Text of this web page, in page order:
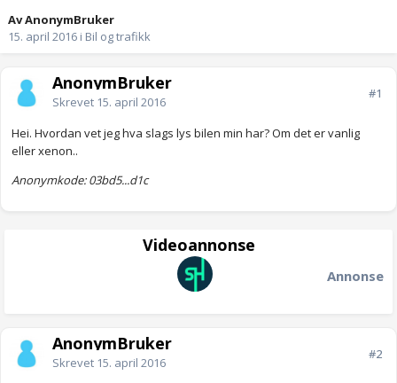
Av AnonymBruker
15. april 2016 i Bil og trafikk
AnonymBruker
Skrevet 15. april 2016
#1
Hei. Hvordan vet jeg hva slags lys bilen min har? Om det er vanlig
eller xenon..
Anonymkode: 03bd5...d1c
Videoannonse
Annonse
AnonymBruker
Skrevet 15. april 2016
#2